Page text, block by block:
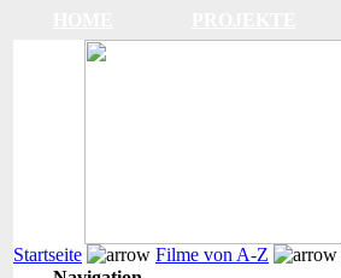
Startseite Filme von A-Z